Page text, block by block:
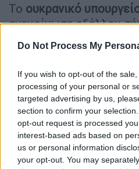
Do Not Process My
If you wish to opt-out of the
processing of your personal or
targeted advertising by us,
section to confirm your
opt-out request is processed
interest-based ads based on
us or personal information
your opt-out. You may
Το ουκρανικό
ανακοίνωσε εξάλλου
Telegram
ότι ρωσικά
αεροσκάφη (drones)
γραμμές
στις περιφέρειες του
και του Ιβανο-
ΗουκρανικήΠολεμική
ανακοίνωσε ότι
επίθεσης 78 από 105